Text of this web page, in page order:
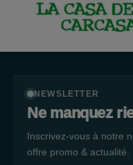
NEWSLETTER
Ne manquez
Inscrivez-vous à notre
offre promo & actualité.